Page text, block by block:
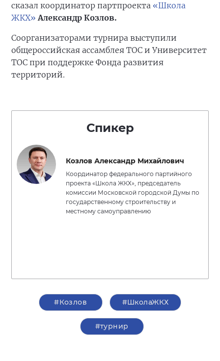
сказал координатор партпроекта «Школа
ЖКХ» Александр Козлов.
Соорганизаторами турнира выступили
общероссийская ассамблея ТОС и Университет
ТОС при поддержке Фонда развития
территорий.
Спикер
Козлов Александр Михайлович
Координатор федерального партийного
проекта «Школа ЖКХ», председатель
комиссии Московской городской Думы по
государственному строительству и
местному самоуправлению
#Козлов #ШколаЖКХ
#турнир